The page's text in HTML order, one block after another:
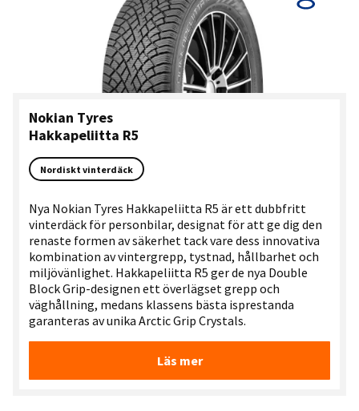
Nokian Tyres
Hakkapeliitta R5
Nordiskt vinterdäck
Nya Nokian Tyres Hakkapeliitta R5 är ett dubbfritt
vinterdäck för personbilar, designat för att ge dig den
renaste formen av säkerhet tack vare dess innovativa
kombination av vintergrepp, tystnad, hållbarhet och
miljövänlighet. Hakkapeliitta R5 ger de nya Double
Block Grip-designen ett överlägset grepp och
väghållning, medans klassens bästa isprestanda
garanteras av unika Arctic Grip Crystals.
Läs mer